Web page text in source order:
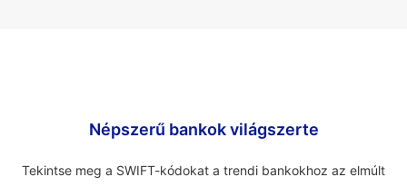
Népszerű bankok világszerte
Tekintse meg a SWIFT-kódokat a trendi bankokhoz az elmúlt